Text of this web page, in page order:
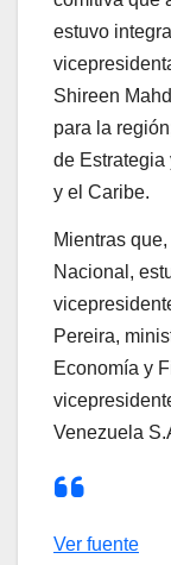
estuvo
Shireen
para la
de Estrategia
y el Caribe.
Mientras
Nacional,
Pereira,
Economía y
Venezuela
Ver fuente